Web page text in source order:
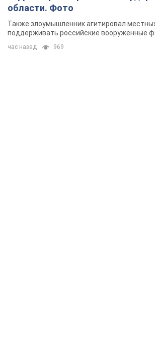
области. Фото
Также злоумышленник агитировал
поддерживать российские вооруженные
час назад 969